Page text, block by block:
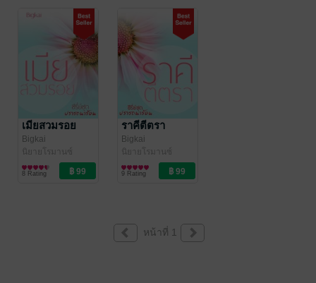
เมียสวมรอย
Bigkai
นิยายโรมานซ์
8 Rating
ราคีตีตรา
Bigkai
นิยายโรมานซ์
9 Rating
หน้าที่ 1